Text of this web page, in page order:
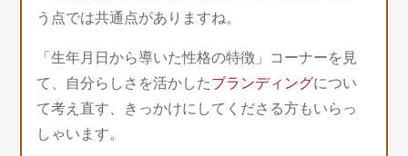
う点では共通点がありますね。
「生年月日から導いた性格の特徴」コーナーを見
て、自分らしさを活かしたブランディングについ
て考え直す、きっかけにしてくださる方もいらっ
しゃいます。